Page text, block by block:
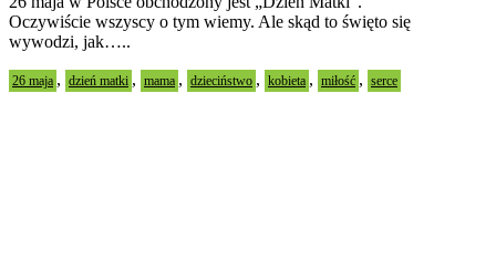
Oczywiście wszyscy o tym wiemy. Ale skąd to święto się
wywodzi, jak…..
26 maja , dzień matki , mama , dzieciństwo , kobieta , miłość , serce